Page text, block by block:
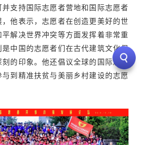
支持国际志愿者营地和国际志愿者
他表示，志愿者在创造更美好的世
平解决世界冲突等方面发挥着非常重
是中国的志愿者们在古代建筑文化保
的印象。他还倡议全球的国际志愿
与到精准扶贫与美丽乡村建设的志愿